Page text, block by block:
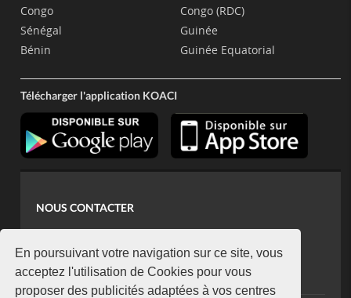
En poursuivant votre navigation sur ce site, vous
acceptez l'utilisation de Cookies pour vous
proposer des publicités adaptées à vos centres
Congo
Sénégal
Bénin
Congo (RDC)
Guinée
Guinée Equatorial
Télécharger l'application KOACI
NOUS CONTACTER
koaci@yahoo.fr
+225 07 08 85 52 93